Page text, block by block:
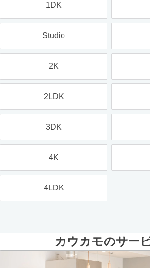
1DK
Studio
2K
2LDK
3DK
4K
4LDK
カウカモのサー